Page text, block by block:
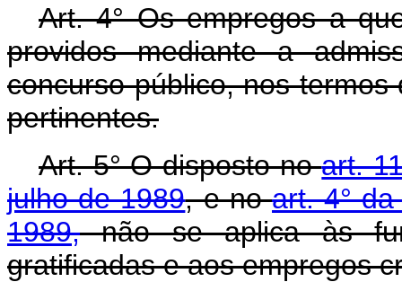
Art. 4° Os empregos a
providos mediante a
concurso público, nos
pertinentes.
Art. 5° O disposto noart.
julho de 1989, e noart. 4°
1989,não se aplica às
gratificadas e aos empregos